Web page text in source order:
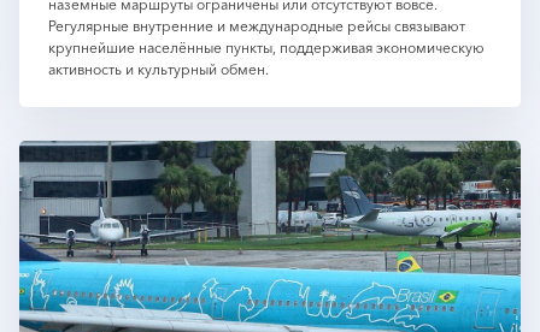
наземные маршруты ограничены или отсутствуют вовсе.
Регулярные внутренние и международные рейсы связывают
крупнейшие населённые пункты, поддерживая экономическую
активность и культурный обмен.